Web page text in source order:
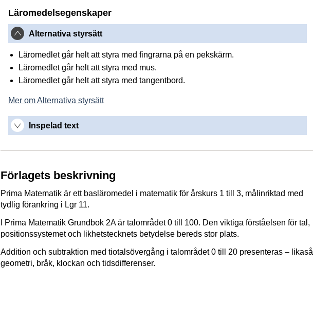
Läromedelsegenskaper
Alternativa styrsätt
Läromedlet går helt att styra med fingrarna på en pekskärm.
Läromedlet går helt att styra med mus.
Läromedlet går helt att styra med tangentbord.
Mer om Alternativa styrsätt
Inspelad text
Förlagets beskrivning
Prima Matematik är ett basläromedel i matematik för årskurs 1 till 3, målinriktad med
tydlig förankring i Lgr 11.
I Prima Matematik Grundbok 2A är talområdet 0 till 100. Den viktiga förståelsen för tal,
positionssystemet och likhetstecknets betydelse bereds stor plats.
Addition och subtraktion med tiotalsövergång i talområdet 0 till 20 presenteras – likaså
geometri, bråk, klockan och tidsdifferenser.